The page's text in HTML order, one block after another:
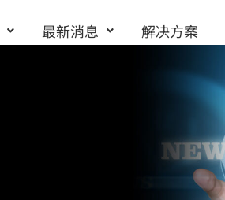
最新消息 解决方案